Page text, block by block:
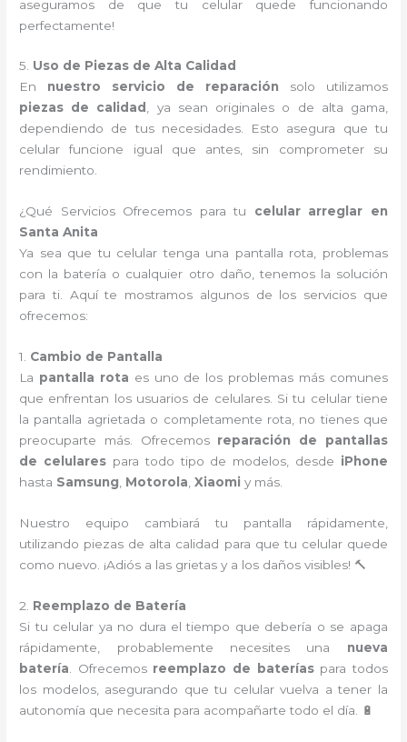
aseguramos de que tu celular quede funcionando
perfectamente!
5. Uso de Piezas de Alta Calidad
En nuestro servicio de reparación solo utilizamos
piezas de calidad , ya sean originales o de alta gama,
dependiendo de tus necesidades. Esto asegura que tu
celular funcione igual que antes, sin comprometer su
rendimiento.
¿Qué Servicios Ofrecemos para tu celular arreglar en
Santa Anita
Ya sea que tu celular tenga una pantalla rota, problemas
con la batería o cualquier otro daño, tenemos la solución
para ti. Aquí te mostramos algunos de los servicios que
ofrecemos:
1. Cambio de Pantalla
La pantalla rota es uno de los problemas más comunes
que enfrentan los usuarios de celulares. Si tu celular tiene
la pantalla agrietada o completamente rota, no tienes que
preocuparte más. Ofrecemos reparación de pantallas
de celularespara todo tipo de modelos, desde iPhone
hasta Samsung Motorola ,Xiaomi y más.
Nuestro equipo cambiará tu pantalla rápidamente,
utilizando piezas de alta calidad para que tu celular quede
como nuevo. ¡Adiós a las grietas y a los daños visibles! 🔨
2. Reemplazo de Batería
Si tu celular ya no dura el tiempo que debería o se apaga
rápidamente, probablemente necesites una nueva
batería . Ofrecemos reemplazo de bateríaspara todos
los modelos, asegurando que tu celular vuelva a tener la
autonomía que necesita para acompañarte todo el día. 🔋